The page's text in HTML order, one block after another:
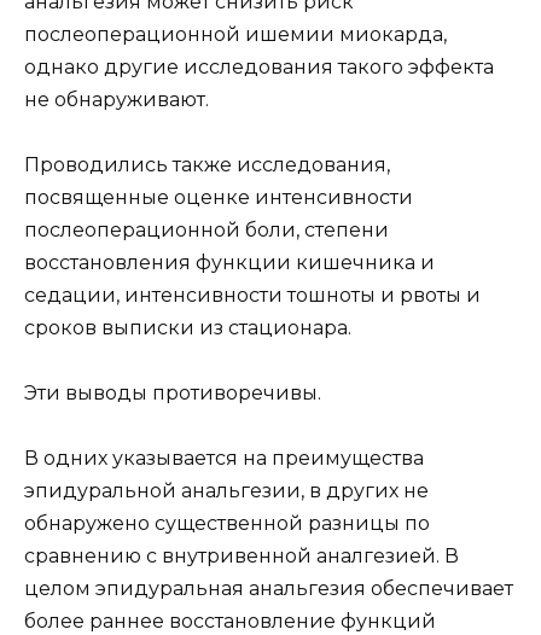
послеоперационной ишемии миокарда,
однако другие исследования такого эффекта
не обнаруживают.
Проводились также исследования,
посвященные оценке интенсивности
послеоперационной боли, степени
восстановления функции кишечника и
седации, интенсивности тошноты и рвоты и
сроков выписки из стационара.
Эти выводы противоречивы.
В одних указывается на преимущества
эпидуральной анальгезии, в других не
обнаружено существенной разницы по
сравнению с внутривенной аналгезией. В
целом эпидуральная анальгезия обеспечивает
более раннее восстановление функций